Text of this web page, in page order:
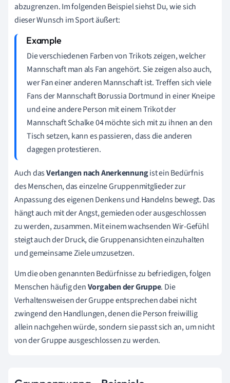
abzugrenzen. Im folgenden Beispiel siehst Du, wie sich
dieser Wunsch im Sport äußert:
Die verschiedenen Farben von Trikots zeigen, welcher
Mannschaft man als Fan angehört. Sie zeigen also auch,
wer Fan einer anderen Mannschaft ist. Treffen sich viele
Fans der Mannschaft Borussia Dortmund in einer Kneipe
und eine andere Person mit einem Trikot der
Mannschaft Schalke 04 möchte sich mit zu ihnen an den
Tisch setzen, kann es passieren, dass die anderen
dagegen protestieren.
Auch dasVerlangen nach Anerkennungist ein Bedürfnis
des Menschen, das einzelne Gruppenmitglieder zur
Anpassung des eigenen Denkens und Handelns bewegt. Das
hängt auch mit der Angst, gemieden oder ausgeschlossen
zu werden, zusammen. Mit einem wachsenden Wir-Gefühl
steigt auch der Druck, die Gruppenansichten einzuhalten
und gemeinsame Ziele umzusetzen.
Um die oben genannten Bedürfnisse zu befriedigen, folgen
Menschen häufig denVorgaben der Gruppe. Die
Verhaltensweisen der Gruppe entsprechen dabei nicht
zwingend den Handlungen, denen die Person freiwillig
allein nachgehen würde, sondern sie passt sich an, um nicht
von der Gruppe ausgeschlossen zu werden.